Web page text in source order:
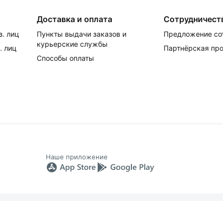
лиц
лиц
Доставка и оплата
Пункты выдачи заказов и
курьерские службы
Способы оплаты
Предложение
Партнёрская
Наше приложение